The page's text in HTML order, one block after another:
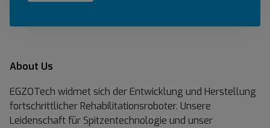
About Us
EGZOTech widmet sich der Entwicklung und Herstellung
fortschrittlicher Rehabilitationsroboter. Unsere
Leidenschaft für Spitzentechnologie und unser